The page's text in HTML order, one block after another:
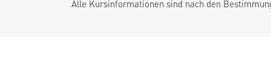
Alle Kursinformationen sind nach den